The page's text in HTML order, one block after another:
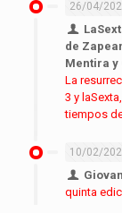
26/04/
de
Mentira y
La
3 y
tiempos
10/02/
quinta